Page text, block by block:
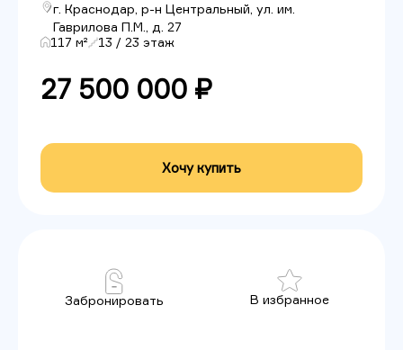
г. Краснодар, р-н Центральный, ул. им.
Гаврилова П.М., д. 27
117 м²
13 / 23 этаж
27 500 000 ₽
Хочу купить
Забронировать В избранное